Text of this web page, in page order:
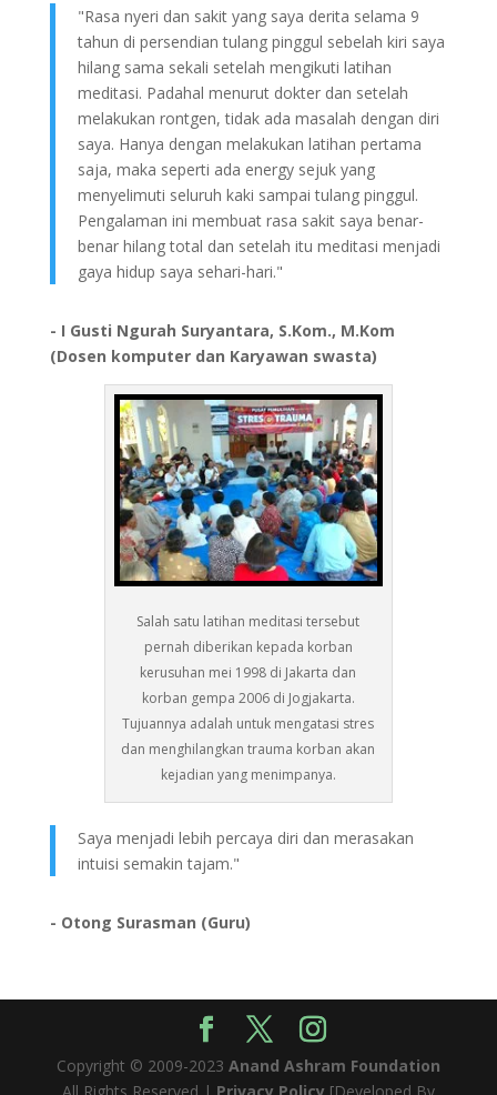
"Rasa nyeri dan sakit yang saya derita selama 9
tahun di persendian tulang pinggul sebelah kiri saya
hilang sama sekali setelah mengikuti latihan
meditasi. Padahal menurut dokter dan setelah
melakukan rontgen, tidak ada masalah dengan diri
saya. Hanya dengan melakukan latihan pertama
saja, maka seperti ada energy sejuk yang
menyelimuti seluruh kaki sampai tulang pinggul.
Pengalaman ini membuat rasa sakit saya benar-
benar hilang total dan setelah itu meditasi menjadi
gaya hidup saya sehari-hari."
- I Gusti Ngurah Suryantara, S.Kom., M.Kom
(Dosen komputer dan Karyawan swasta)
Salah satu latihan meditasi tersebut
pernah diberikan kepada korban
kerusuhan mei 1998 di Jakarta dan
korban gempa 2006 di Jogjakarta.
Tujuannya adalah untuk mengatasi stres
dan menghilangkan trauma korban akan
kejadian yang menimpanya.
Saya menjadi lebih percaya diri dan merasakan
intuisi semakin tajam."
- Otong Surasman (Guru)
Copyright © 2009-2023 Anand Ashram Foundation